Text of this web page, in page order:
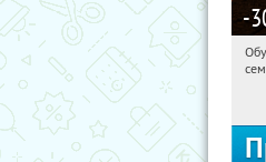
-